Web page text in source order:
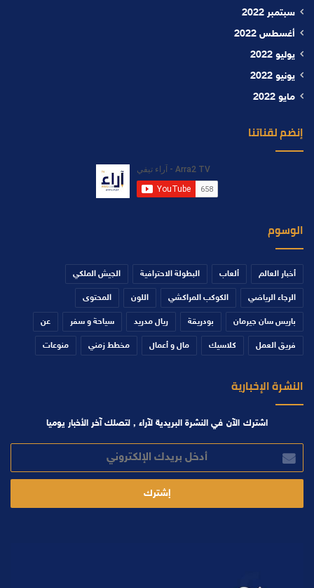
سبتمبر 2022
أغسطس 2022
يوليو 2022
يونيو 2022
مايو 2022
إنضم لقناتنا
الوسوم
أخبار العالم ألعاب البطولة الاحترافية الجيش الملكي
الرجاء الرياضي الكوكب المراكشي اللون المحتوى
باريس سان جيرمان بودريقة ريال مدريد سياحة و سفر عن
فريق العمل كلاسيك مال و أعمال مخطط زمني منوعات
النشرة الإخبارية
اشترك الآن في النشرة البريدية لآراء , لتصلك آخر الأخبار يوميا
بريدك
الإلكتروني